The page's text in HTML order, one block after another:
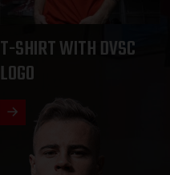
T-SHIRT WITH DVSC
LOGO